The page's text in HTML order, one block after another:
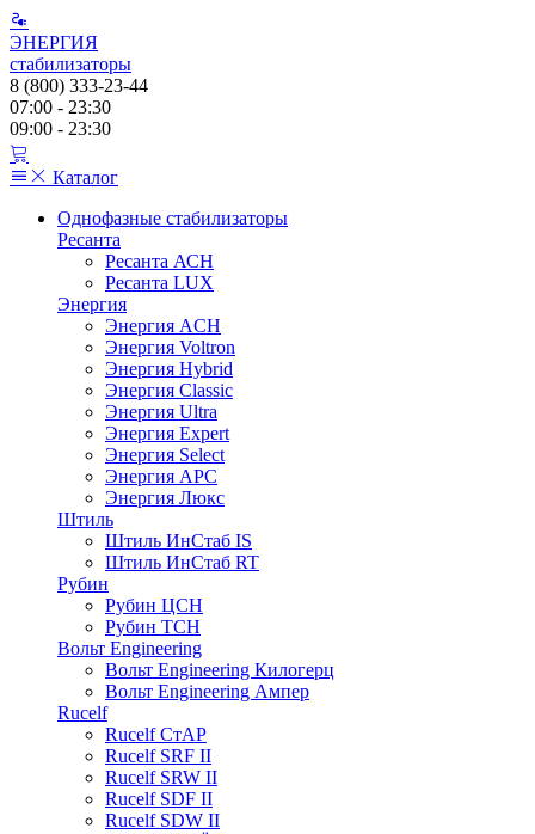
ЭНЕРГИЯ
стабилизаторы
8 (800) 333-23-44
07:00 - 23:30
09:00 - 23:30
Каталог
Однофазные стабилизаторы
Ресанта
Ресанта АСН
Ресанта LUX
Энергия
Энергия ACH
Энергия Voltron
Энергия Hybrid
Энергия Classic
Энергия Ultra
Энергия Expert
Энергия Select
Энергия АРС
Энергия Люкс
Штиль
Штиль ИнСтаб IS
Штиль ИнСтаб RT
Рубин
Рубин ЦСН
Рубин ТСН
Вольт Engineering
Вольт Engineering Килогерц
Вольт Engineering Ампер
Rucelf
Rucelf СтАР
Rucelf SRF II
Rucelf SRW II
Rucelf SDF II
Rucelf SDW II